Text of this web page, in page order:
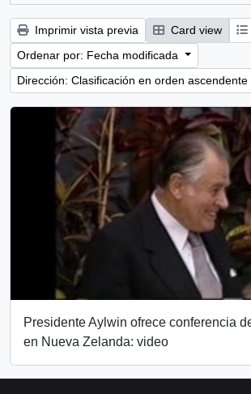
Imprimir vista previa Card view
Ordenar por: Fecha modificada
Dirección: Clasificación en orden ascendente
Presidente Aylwin ofrece conferencia
en Nueva Zelanda: video